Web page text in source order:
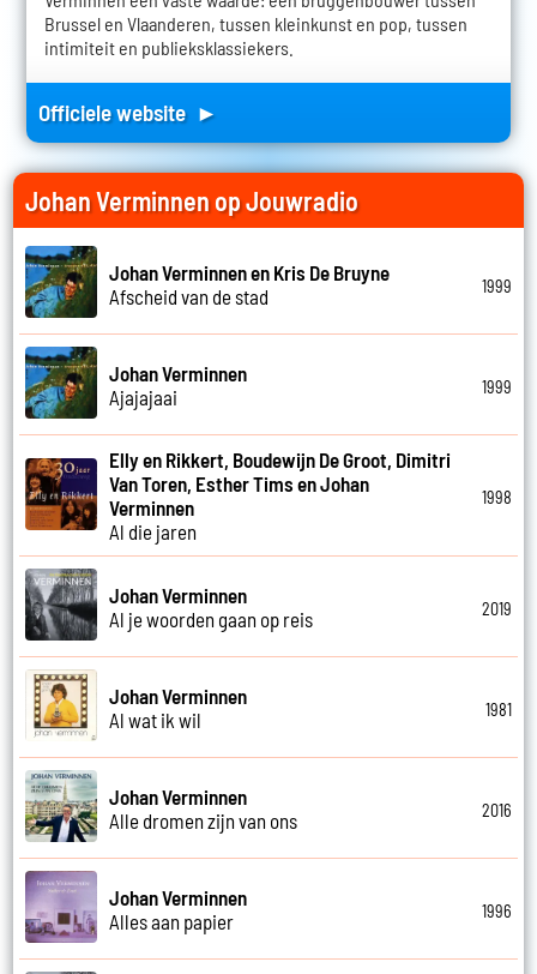
Brussel en Vlaanderen, tussen kleinkunst en pop, tussen
intimiteit en publieksklassiekers.
Officiele website ►
Johan Verminnen op Jouwradio
Johan Verminnen en Kris De Bruyne
Afscheid van de stad
1999
Johan Verminnen
Ajajajaai
1999
Elly en Rikkert, Boudewijn De Groot, Dimitri
Van Toren, Esther Tims en Johan
Verminnen
Al die jaren
1998
Johan Verminnen
Al je woorden gaan op reis
2019
Johan Verminnen
Al wat ik wil
1981
Johan Verminnen
Alle dromen zijn van ons
2016
Johan Verminnen
Alles aan papier
1996